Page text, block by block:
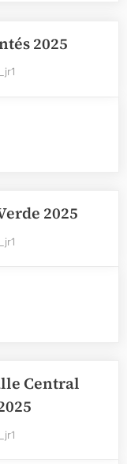
2025
2025
Central